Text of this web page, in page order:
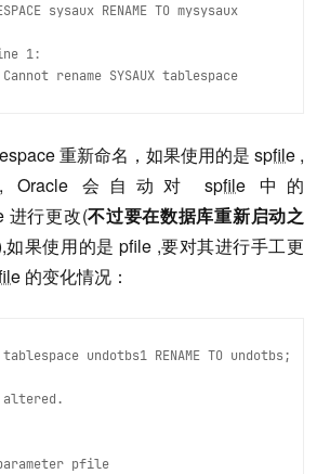
sysaux RENAME TO mysysaux
1:
ORA-13502: Cannot rename SYSAUX tablespace
重新命名，如果使用的是 spfile ,
Oracle 会自动对 spfile 中的
进行更改(不过要在数据库重新启动之
如果使用的是 pfile ,要对其进行手工更
的变化情况：
tablespace undotbs1 RENAME TO undotbs;
altered.
parameter pfile